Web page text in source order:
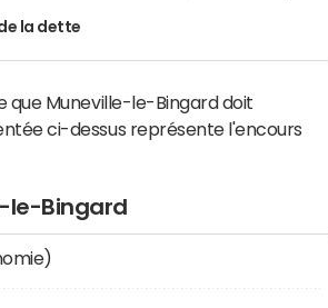
la dette
que Muneville-le-Bingard doit
ci-dessus représente l'encours
le-Bingard